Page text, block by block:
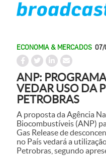
ECONOMIA & MERCADOS 07/
ANP:
VEDAR USO DA
PETROBRAS
A proposta da Agência
Biocombustíveis (ANP)
Gas Release de
no País vedará a
Petrobras, segundo